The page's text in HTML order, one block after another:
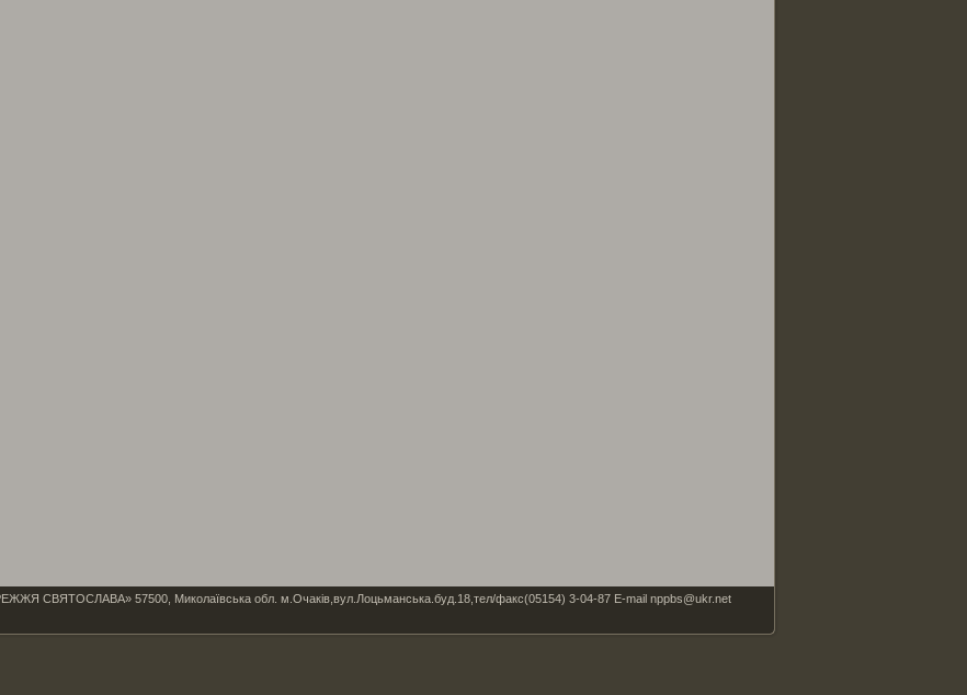
57500, Миколаївська обл. м.Очаків,вул.Лоцьманська.буд.18,тел/факс(05154) 3-04-87 E-mail nppbs@ukr.net